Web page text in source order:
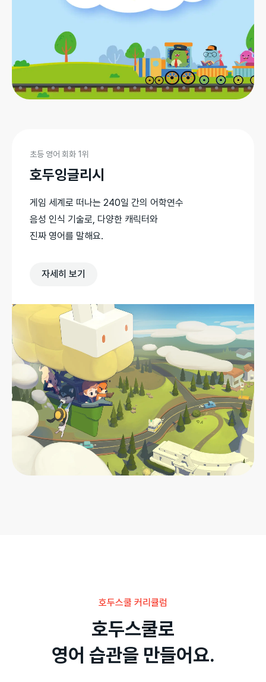
초등 영어 회화 1위
호두잉글리시
게임 세계로 떠나는 240일 간의 어학연수
음성 인식 기술로, 다양한 캐릭터와
진짜 영어를 말해요.
자세히 보기
호두스쿨 커리큘럼
호두스쿨로
영어 습관을 만들어요.